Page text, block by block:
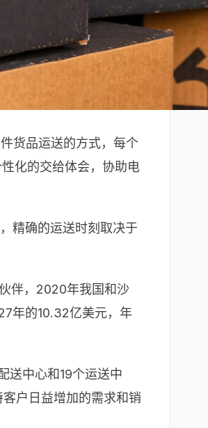
货品运送的方式，每个
化的交给体会，协助电
精确的运送时刻取决于
伴，2020年我国和沙
年的10.32亿美元，年
送中心和19个运送中
户日益增加的需求和销